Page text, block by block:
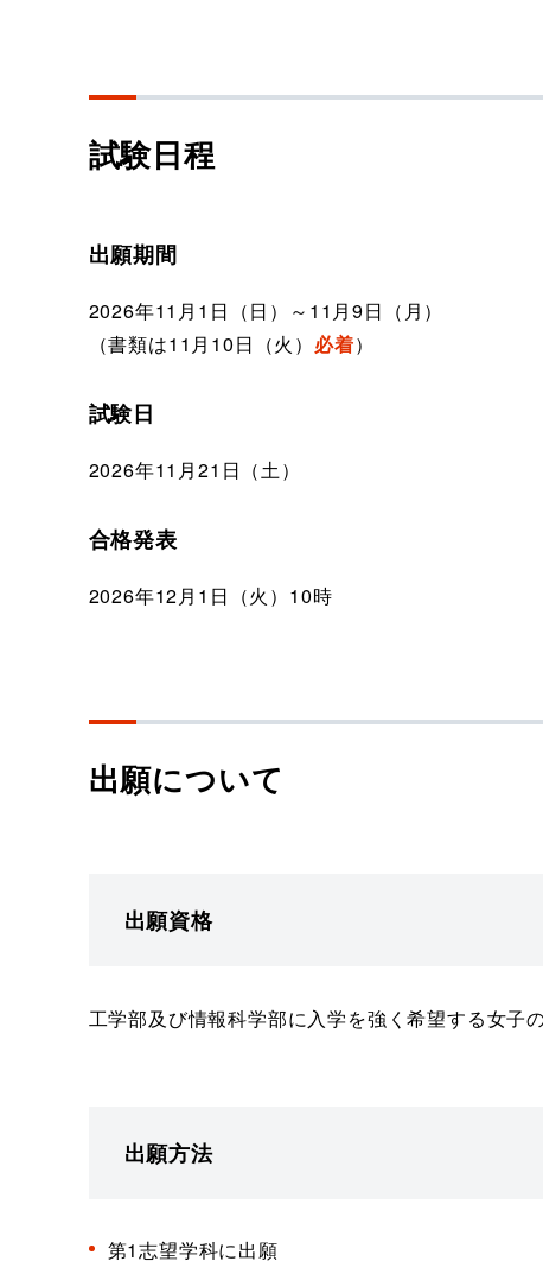
試験日程
出願期間
2026年11月1日（日）～11月9日（月）
（書類は11月10日（火） 必着）
試験日
2026年11月21日（土）
合格発表
2026年12月1日（火）10時
出願について
出願資格
工学部及び情報科学部に入学を強く希望する女子
出願方法
第1志望学科に出願